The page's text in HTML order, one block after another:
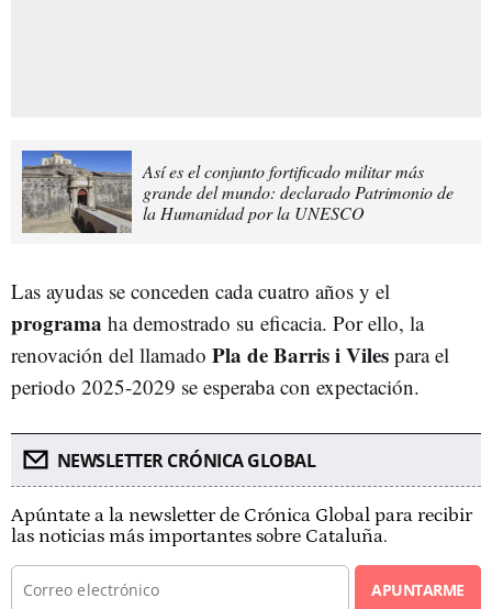
Así es el conjunto fortificado militar más
grande del mundo: declarado Patrimonio de
la Humanidad por la UNESCO
Las ayudas se conceden cada cuatro años y el
programa ha demostrado su eficacia. Por ello, la
renovación del llamado Pla de Barris i Viles para el
periodo 2025-2029 se esperaba con expectación.
NEWSLETTER CRÓNICA GLOBAL
Apúntate a la newsletter de Crónica Global para recibir
las noticias más importantes sobre Cataluña.
APUNTARME